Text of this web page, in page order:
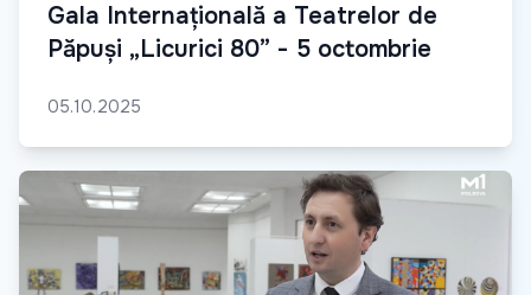
Gala Internațională a Teatrelor de
Păpuși „Licurici 80” - 5 octombrie
05.10.2025